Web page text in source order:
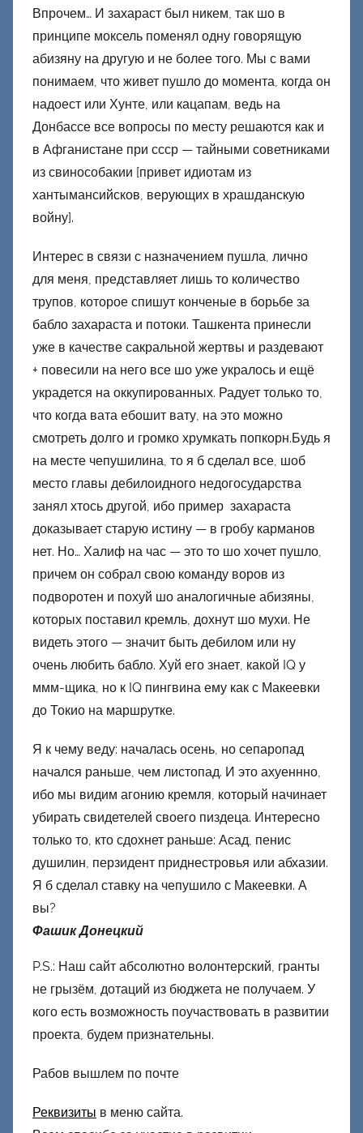
Впрочем… И захараст был никем, так шо в
принципе моксель поменял одну говорящую
абизяну на другую и не более того. Мы с вами
понимаем, что живет пушло до момента, когда он
надоест или Хунте, или кацапам, ведь на
Донбассе все вопросы по месту решаются как и
в Афганистане при ссср — тайными советниками
из свинособакии [привет идиотам из
хантымансийсков, верующих в храшданскую
войну].
Интерес в связи с назначением пушла, лично
для меня, представляет лишь то количество
трупов, которое спишут конченые в борьбе за
бабло захараста и потоки. Ташкента принесли
уже в качестве сакральной жертвы и раздевают
+ повесили на него все шо уже укралось и ещё
украдется на оккупированных. Радует только то,
что когда вата ебошит вату, на это можно
смотреть долго и громко хрумкать попкорн.Будь я
на месте чепушилина, то я б сделал все, шоб
место главы дебилоидного недогосударства
занял хтось другой, ибо пример захараста
доказывает старую истину — в гробу карманов
нет. Но… Халиф на час — это то шо хочет пушло,
причем он собрал свою команду воров из
подворотен и похуй шо аналогичные абизяны,
которых поставил кремль, дохнут шо мухи. Не
видеть этого — значит быть дебилом или ну
очень любить бабло. Хуй его знает, какой IQ у
ммм-щика, но к IQ пингвина ему как с Макеевки
до Токио на маршрутке.
Я к чему веду: началась осень, но сепаропад
начался раньше, чем листопад. И это ахуеннно,
ибо мы видим агонию кремля, который начинает
убирать свидетелей своего пиздеца. Интересно
только то, кто сдохнет раньше: Асад, пенис
душилин, перзидент приднестровья или абхазии.
Я б сделал ставку на чепушило с Макеевки. А
вы?
Фашик Донецкий
P.S.: Наш сайт абсолютно волонтерский, гранты
не грызём, дотаций из бюджета не получаем. У
кого есть возможность поучаствовать в развитии
проекта, будем признательны.
Рабов вышлем по почте
Реквизиты в меню сайта.